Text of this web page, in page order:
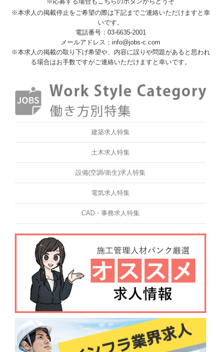
※本求人の掲載停止をご希望の際は下記までご連絡いただけますと幸
いです。
電話番号：03-6635-2001
メールアドレス：info@jobs-c.com
※本求人の掲載の取り下げ希望や、内容に誤りや問題があると思われ
る場合はお手数ですがご連絡いただけますと幸いです。
建築求人特集
土木求人特集
設備(空調/衛生)求人特集
電気求人特集
CAD・事務求人特集